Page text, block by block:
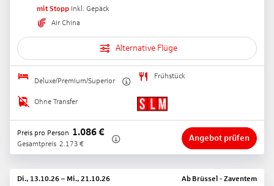
mit Stopp Inkl. Gepäck
Air China
Alternative Flüge
Deluxe/Premium/Superior
Frühstück
Ohne Transfer
Preis pro Person 1.086€
Gesamtpreis 2.173 €
Angebot prüfen
Di., 13.10.26 – Mi., 21.10.26 Ab Brüssel - Zaventem